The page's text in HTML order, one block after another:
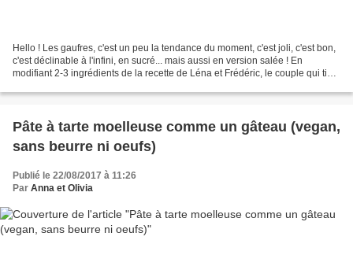
Hello ! Les gaufres, c'est un peu la tendance du moment, c'est joli, c'est bon,
c'est déclinable à l'infini, en sucré... mais aussi en version salée ! En
modifiant 2-3 ingrédients de la recette de Léna et Frédéric, le couple qui tient
Pâte à tarte moelleuse comme un gâteau (vegan,
sans beurre ni oeufs)
Publié le 22/08/2017 à 11:26
Par Anna et Olivia